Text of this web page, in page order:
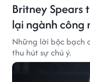
Britney Spears
lại ngành công
Những lời bộc bạch
thu hút sự chú ý.